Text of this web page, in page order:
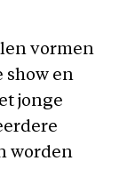
vormen
show en
jonge
worden